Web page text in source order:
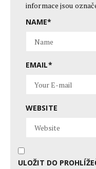
informace jsou
NAME*
EMAIL*
WEBSITE
ULOŽIT DO